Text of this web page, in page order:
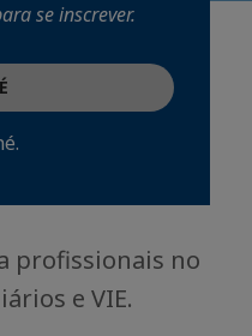
se inscrever.
profissionais no
e VIE.